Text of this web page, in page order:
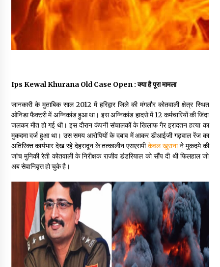
Thought Of The Day 11 May
Thought Of The Day 9 May
May 9, 2022
Ips Kewal Khurana Old Case Open : क्या है पूरा मामला
जानकारी के मुताबिक साल 2012 में हरिद्वार जिले की मंगलौर कोतवाली क्षेत्र स्थित
ओनिडा फैक्टरी में अग्निकांड हुआ था। इस अग्निकांड हादसे में 12 कर्मचारियों की जिंदा
जलकर मौत हो गई थी। इस दौरान कंपनी संचालकों के खिलाफ गैर इरादतन हत्या का
मुकदमा दर्ज हुआ था। उस समय आरोपियों के दबाव में आकर डीआईजी गढ़वाल रेंज का
अतिरिक्त कार्यभार देख रहे देहरादून के तत्कालीन एसएसपीकेवल खुरानाने मुकदमे की
जांच मुनिकी रेती कोतवाली के निरीक्षक राजीव डंडरियाल को सौंप दी थी फिलहाल जो
अब सेवानिवृत्त हो चुके है।